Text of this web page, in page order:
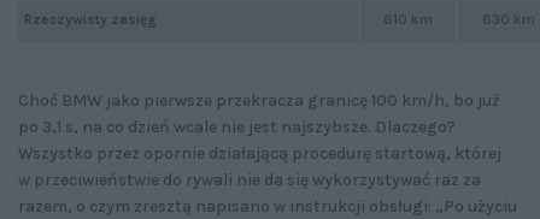
610 km 630 km
Rzeczywisty zasięg
Choć BMW jako pierwsze przekracza granicę 100 km/h, bo już
po 3,1 s, na co dzień wcale nie jest najszybsze. Dlaczego?
Wszystko przez opornie działającą procedurę startową, której
w przeciwieństwie do rywali nie da się wykorzystywać raz za
razem, o czym zresztą napisano w instrukcji obsługi: „Po użyciu